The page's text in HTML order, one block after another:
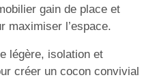
gain de place et
maximiser l’espace.
légère, isolation et
créer un cocon convivial